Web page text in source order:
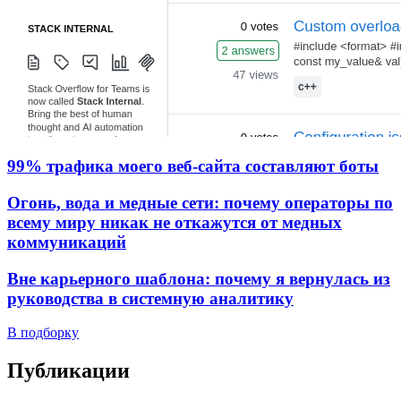
99% трафика моего веб‑сайта составляют боты
Огонь, вода и медные сети: почему операторы по
всему миру никак не откажутся от медных
коммуникаций
Вне карьерного шаблона: почему я вернулась из
руководства в системную аналитику
В подборку
Публикации